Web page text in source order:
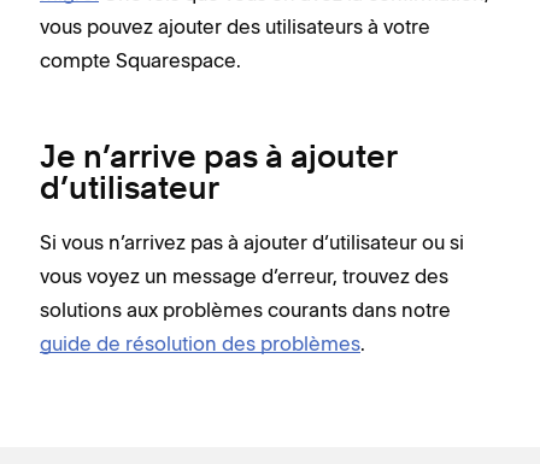
vous pouvez ajouter des utilisateurs à votre
compte Squarespace.
Je n’arrive pas à ajouter
d’utilisateur
Si vous n’arrivez pas à ajouter d’utilisateur ou si
vous voyez un message d’erreur, trouvez des
solutions aux problèmes courants dans notre
guide de résolution des problèmes.